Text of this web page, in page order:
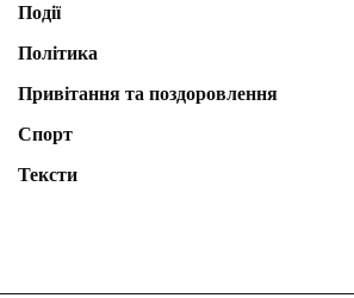
Події
Політика
Привітання та поздоровлення
Спорт
Тексти